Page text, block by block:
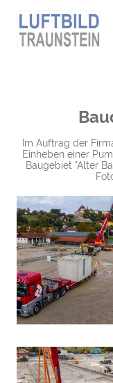
Im Auftrag der
Einheben einer
Baugebiet "Alter